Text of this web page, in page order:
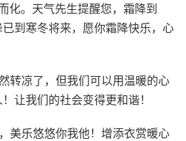
化。天气先生提醒您，霜降到
到寒冬将来，愿你霜降快乐，心
转凉了，但我们可以用温暖的心
让我们的社会变得更和谐！
美乐悠悠你我他！增添衣赏暖心